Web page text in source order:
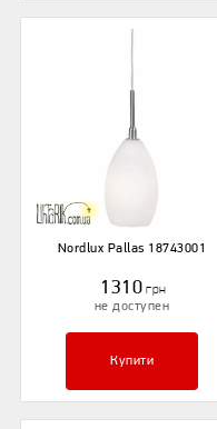
Nordlux Pallas 18743001
1310 грн
не доступен
Купити